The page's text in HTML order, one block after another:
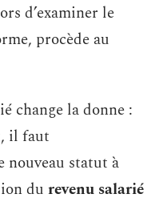
d’examiner le
procède au
change la donne :
il faut
nouveau statut à
du revenu salarié